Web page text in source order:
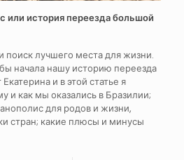
или история переезда большой
поиск лучшего места для жизни.
начала нашу историю переезда
и в этой статье я
и как мы оказались в Бразилии;
для родов и жизни,
стран; какие плюсы и минусы